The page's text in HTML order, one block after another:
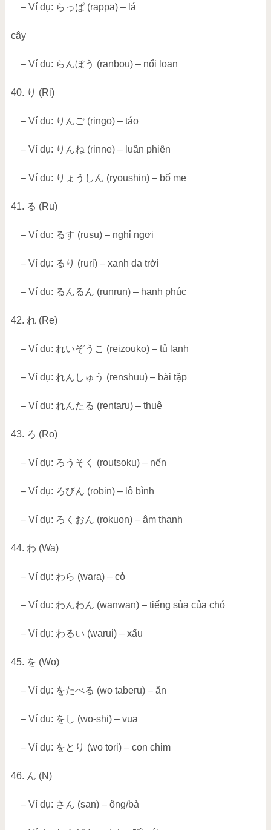
– Ví dụ: らっぱ(rappa) – lá
cây
– Ví dụ: らんぼう (ranbou) – nổi loạn
40. り (Ri)
– Ví dụ: りんご(ringo) – táo
– Ví dụ: りんね (rinne) – luân phiên
– Ví dụ: りょうしん (ryoushin) – bố mẹ
41. る (Ru)
– Ví dụ: るす (rusu) – nghỉ ngơi
– Ví dụ: るり (ruri) – xanh da trời
– Ví dụ: るんるん (runrun) – hạnh phúc
42. れ(Re)
– Ví dụ: れいぞうこ (reizouko) – tủ lạnh
– Ví dụ: れんしゅう (renshuu) – bài tập
– Ví dụ: れんたる (rentaru) – thuê
43. ろ (Ro)
– Ví dụ: ろうそく (routsoku) – nến
– Ví dụ: ろびん (robin) – lô bình
– Ví dụ: ろくおん (rokuon) – âm thanh
44. わ (Wa)
– Ví dụ: わら (wara) – cỏ
– Ví dụ: わんわん (wanwan) – tiếng sủa của chó
– Ví dụ: わるい (warui) – xấu
45. を (Wo)
– Ví dụ: をたべる (wo taberu) – ăn
– Ví dụ: をし (wo-shi) – vua
– Ví dụ: をとり (wo tori) – con chim
46. ん (N)
– Ví dụ: さん (san) – ông/bà